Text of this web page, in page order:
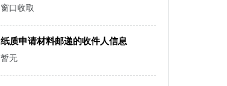
窗口收取
纸质申请材料邮递的收件人信息
暂无